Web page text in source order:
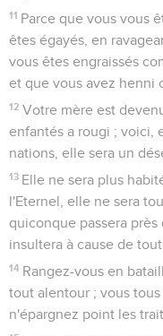
11 Parce que vous vous
êtes égayés, en
vous êtes engraissés
et que vous avez henni
12 Votre mère est
enfantés a rougi ; voici,
nations, elle sera un
13 Elle ne sera plus
l'Eternel, elle ne sera
quiconque passera
insultera à cause de
14 Rangez-vous en
tout alentour ; vous
n'épargnez point les